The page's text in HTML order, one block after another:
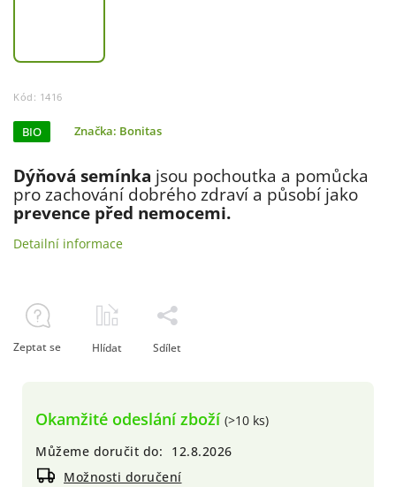
Kód: 1416
BIO Značka: Bonitas
Okamžité odeslání zboží (>10 ks)
Můžeme doručit do:
12.8.2026
Možnosti doručení
Dýňová semínka jsou pochoutka a pomůcka
pro zachování dobrého zdraví a působí jako
prevence před nemocemi.
Detailní informace
Zeptat se Hlídat Sdílet